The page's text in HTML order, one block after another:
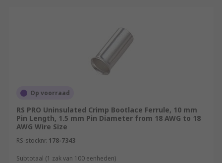
Op voorraad
RS PRO Uninsulated Crimp Bootlace Ferrule, 10 mm
Pin Length, 1.5 mm Pin Diameter from 18 AWG to 18
AWG Wire Size
RS-stocknr. 178-7343
Subtotaal (1 zak van 100 eenheden)